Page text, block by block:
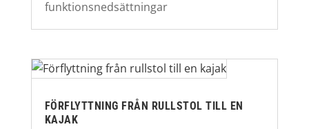
funktionsnedsättningar
FÖRFLYTTNING FRÅN RULLSTOL TILL EN
KAJAK